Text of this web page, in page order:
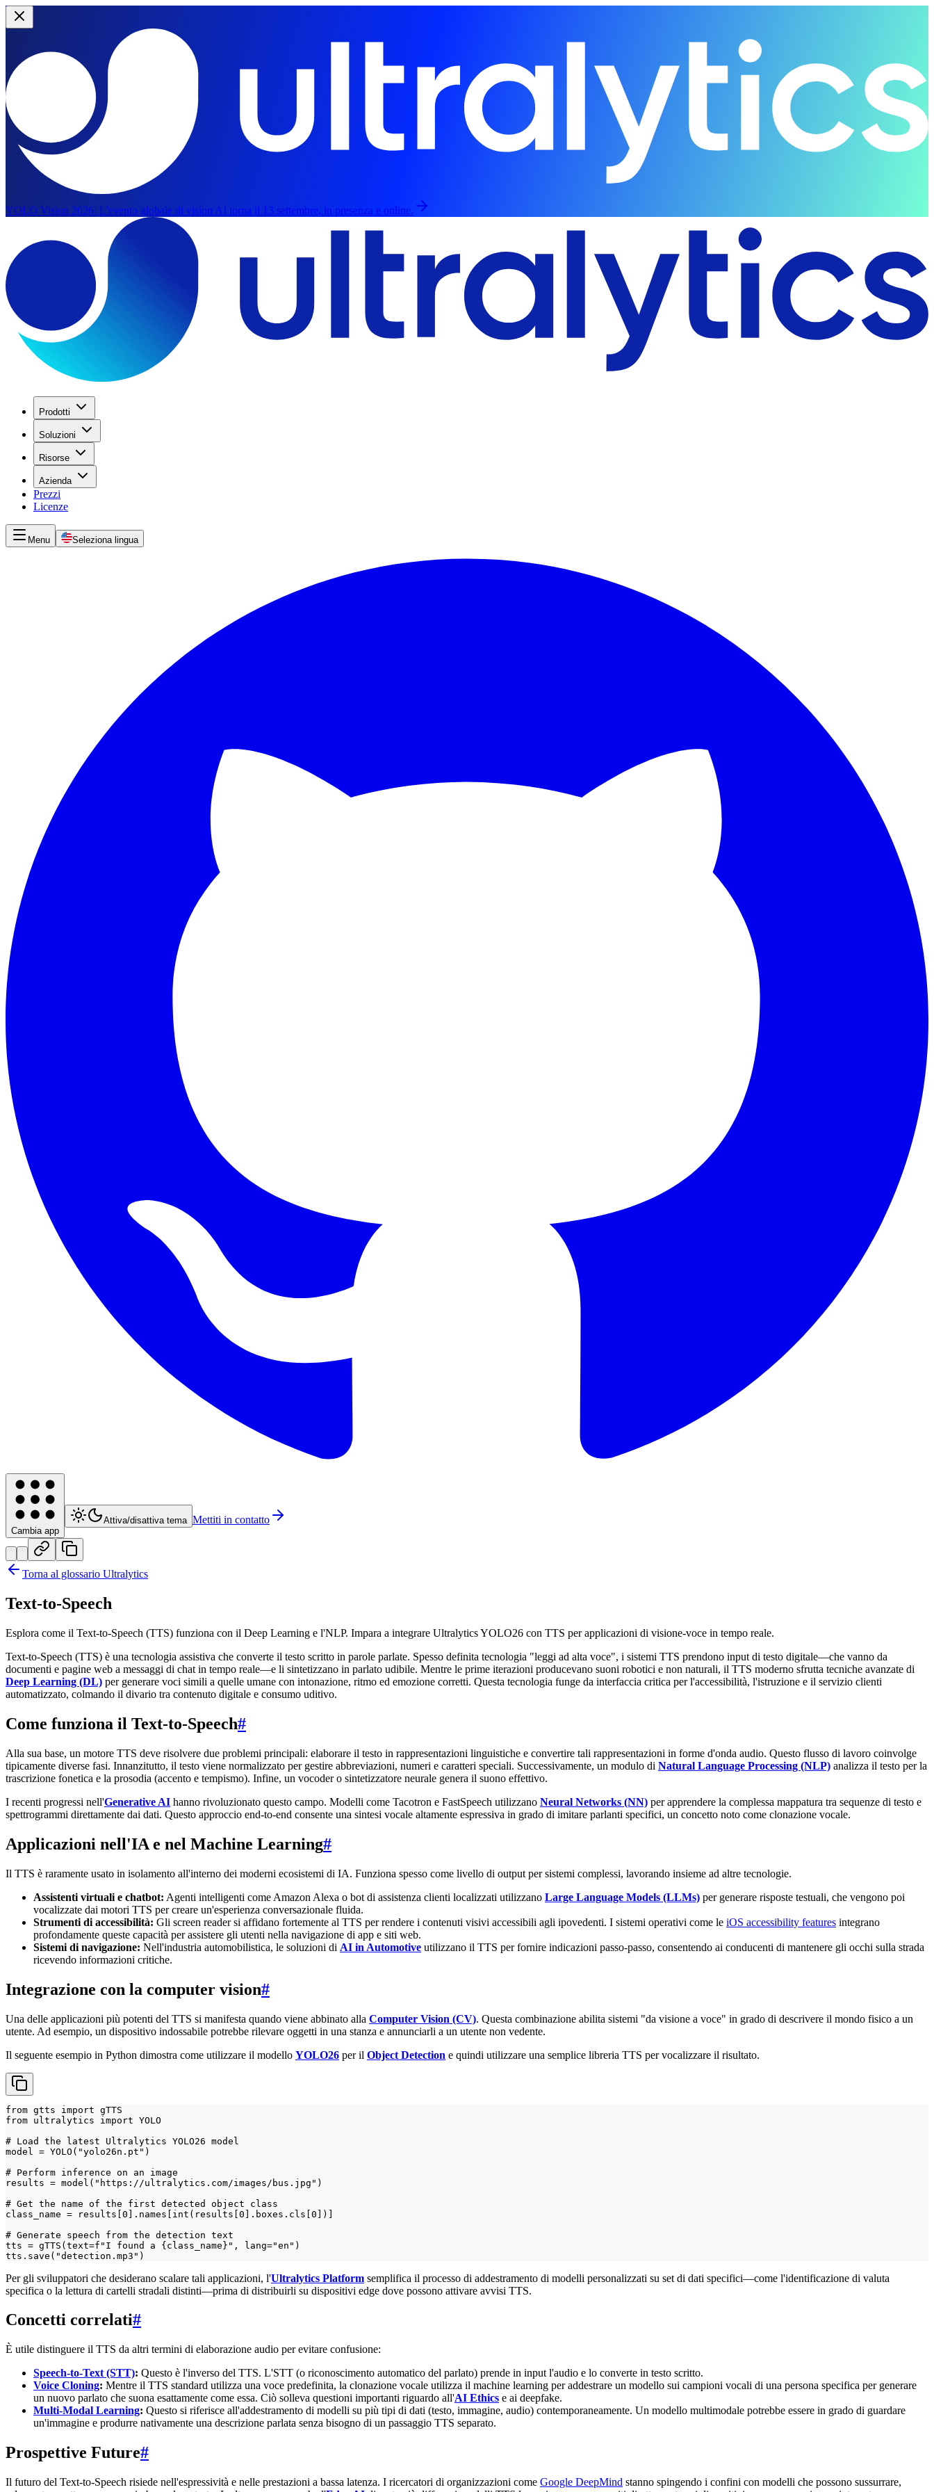
YOLO Vision 2026: L'evento globale di vision AI torna il 13 settembre, in presenza e online.
Prodotti
Soluzioni
Risorse
Azienda
Prezzi
Licenze
Menu Seleziona lingua
Cambia app
Attiva/disattiva tema Mettiti in contatto
Torna al glossario Ultralytics
Text-to-Speech
Esplora come il Text-to-Speech (TTS) funziona con il Deep Learning e l'NLP. Impara a integrare Ultralytics YOLO26 con TTS per applicazioni di visione-voce in tempo reale.
Text-to-Speech (TTS) è una tecnologia assistiva che converte il testo scritto in parole parlate. Spesso definita tecnologia "leggi ad alta voce", i sistemi TTS prendono input di testo digitale—che vanno da
documenti e pagine web a messaggi di chat in tempo reale—e li sintetizzano in parlato udibile. Mentre le prime iterazioni producevano suoni robotici e non naturali, il TTS moderno sfrutta tecniche avanzate di
Deep Learning (DL) per generare voci simili a quelle umane con intonazione, ritmo ed emozione corretti. Questa tecnologia funge da interfaccia critica per l'accessibilità, l'istruzione e il servizio clienti
automatizzato, colmando il divario tra contenuto digitale e consumo uditivo.
Come funziona il Text-to-Speech#
Alla sua base, un motore TTS deve risolvere due problemi principali: elaborare il testo in rappresentazioni linguistiche e convertire tali rappresentazioni in forme d'onda audio. Questo flusso di lavoro coinvolge
tipicamente diverse fasi. Innanzitutto, il testo viene normalizzato per gestire abbreviazioni, numeri e caratteri speciali. Successivamente, un modulo di Natural Language Processing (NLP) analizza il testo per la
trascrizione fonetica e la prosodia (accento e tempismo). Infine, un vocoder o sintetizzatore neurale genera il suono effettivo.
I recenti progressi nell'Generative AI hanno rivoluzionato questo campo. Modelli come Tacotron e FastSpeech utilizzano Neural Networks (NN) per apprendere la complessa mappatura tra sequenze di testo e
spettrogrammi direttamente dai dati. Questo approccio end-to-end consente una sintesi vocale altamente espressiva in grado di imitare parlanti specifici, un concetto noto come clonazione vocale.
Applicazioni nell'IA e nel Machine Learning#
Il TTS è raramente usato in isolamento all'interno dei moderni ecosistemi di IA. Funziona spesso come livello di output per sistemi complessi, lavorando insieme ad altre tecnologie.
Assistenti virtuali e chatbot: Agenti intelligenti come Amazon Alexa o bot di assistenza clienti localizzati utilizzano Large Language Models (LLMs) per generare risposte testuali, che vengono poi
vocalizzate dai motori TTS per creare un'esperienza conversazionale fluida.
Strumenti di accessibilità: Gli screen reader si affidano fortemente al TTS per rendere i contenuti visivi accessibili agli ipovedenti. I sistemi operativi come le iOS accessibility features integrano
profondamente queste capacità per assistere gli utenti nella navigazione di app e siti web.
Sistemi di navigazione: Nell'industria automobilistica, le soluzioni di AI in Automotive utilizzano il TTS per fornire indicazioni passo-passo, consentendo ai conducenti di mantenere gli occhi sulla strada
ricevendo informazioni critiche.
Integrazione con la computer vision#
Una delle applicazioni più potenti del TTS si manifesta quando viene abbinato alla Computer Vision (CV). Questa combinazione abilita sistemi "da visione a voce" in grado di descrivere il mondo fisico a un
utente. Ad esempio, un dispositivo indossabile potrebbe rilevare oggetti in una stanza e annunciarli a un utente non vedente.
Il seguente esempio in Python dimostra come utilizzare il modello YOLO26 per il Object Detection e quindi utilizzare una semplice libreria TTS per vocalizzare il risultato.
from gtts import gTTS
from ultralytics import YOLO
# Load the latest Ultralytics YOLO26 model
model = YOLO("yolo26n.pt")
# Perform inference on an image
results = model("https://ultralytics.com/images/bus.jpg")
# Get the name of the first detected object class
class_name = results[0].names[int(results[0].boxes.cls[0])]
# Generate speech from the detection text
tts = gTTS(text=f"I found a {class_name}", lang="en")
tts.save("detection.mp3")
Per gli sviluppatori che desiderano scalare tali applicazioni, l'Ultralytics Platform semplifica il processo di addestramento di modelli personalizzati su set di dati specifici—come l'identificazione di valuta
specifica o la lettura di cartelli stradali distinti—prima di distribuirli su dispositivi edge dove possono attivare avvisi TTS.
Concetti correlati#
È utile distinguere il TTS da altri termini di elaborazione audio per evitare confusione:
Speech-to-Text (STT): Questo è l'inverso del TTS. L'STT (o riconoscimento automatico del parlato) prende in input l'audio e lo converte in testo scritto.
Voice Cloning: Mentre il TTS standard utilizza una voce predefinita, la clonazione vocale utilizza il machine learning per addestrare un modello sui campioni vocali di una persona specifica per generare
un nuovo parlato che suona esattamente come essa. Ciò solleva questioni importanti riguardo all'AI Ethics e ai deepfake.
Multi-Modal Learning: Questo si riferisce all'addestramento di modelli su più tipi di dati (testo, immagine, audio) contemporaneamente. Un modello multimodale potrebbe essere in grado di guardare
un'immagine e produrre nativamente una descrizione parlata senza bisogno di un passaggio TTS separato.
Prospettive Future#
Il futuro del Text-to-Speech risiede nell'espressività e nelle prestazioni a bassa latenza. I ricercatori di organizzazioni come Google DeepMind stanno spingendo i confini con modelli che possono sussurrare,